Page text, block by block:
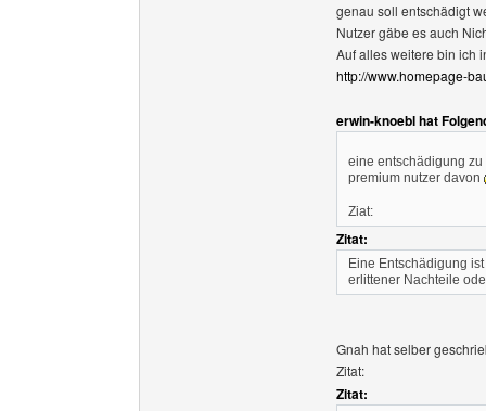
genau soll entschädigt
Nutzer gäbe es auch
Auf alles weitere bin ich
http://www.homepage-
erwin-knoebl hat
eine entschädigung
premium nutzer davon
Ziat:
Zitat:
Eine Entschädigung
erlittener Nachteile
Gnah hat selber
Zitat:
Zitat: